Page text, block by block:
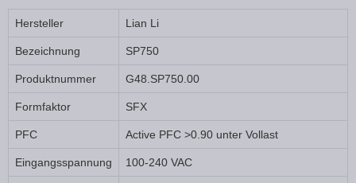
Hersteller Lian Li
Bezeichnung SP750
Produktnummer G48.SP750.00
Formfaktor SFX
PFC Active PFC >0.90 unter Vollast
Eingangsspannung 100-240 VAC